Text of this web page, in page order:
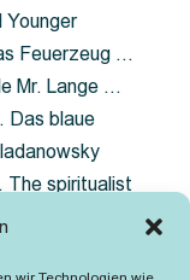
Feuerzeug …
Mr. Lange …
Das blaue
spiritualist
Song of the